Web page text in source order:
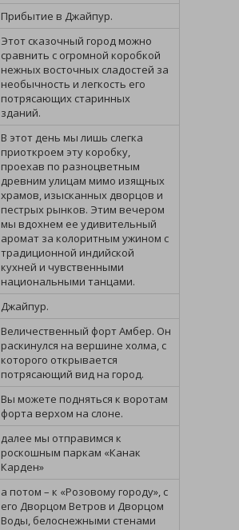
Прибытие в Джайпур.
Этот сказочный город можно
сравнить с огромной коробкой
нежных восточных сладостей за
необычность и легкость его
потрясающих старинных
зданий.
В этот день мы лишь слегка
приоткроем эту коробку,
проехав по разноцветным
древним улицам мимо изящных
храмов, изысканных дворцов и
пестрых рынков. Этим вечером
мы вдохнем ее удивительный
аромат за колоритным ужином с
традиционной индийской
кухней и чувственными
национальными танцами.
Джайпур.
Величественный форт Амбер. Он
раскинулся на вершине холма, с
которого открывается
потрясающий вид на город.
Вы можете подняться к воротам
форта верхом на слоне.
далее мы отправимся к
роскошным паркам «Канак
Карден»
а потом – к «Розовому городу», с
его Дворцом Ветров и Дворцом
Воды, белоснежными стенами